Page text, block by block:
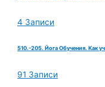
4 Записи
510.-205. Йога Обучения. Как
91 Записи